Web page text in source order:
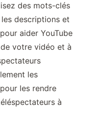
des mots-clés
descriptions et
aider YouTube
votre vidéo et à
les
les rendre
à